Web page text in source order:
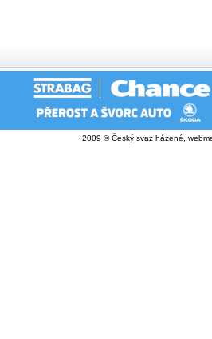
2009 © Český svaz házené,